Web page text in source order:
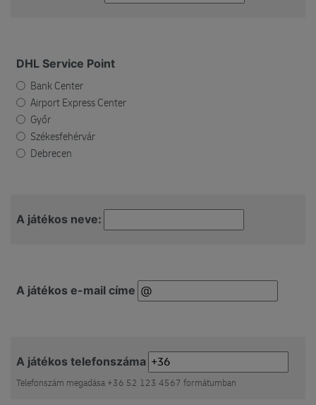
DHL Service Point
Bank Center
Airport Express Center
Győr
Székesfehérvár
Debrecen
A játékos neve:
A játékos e-mail címe
A játékos telefonszáma
Telefonszám megadása +36 52 123 4567 formátumban